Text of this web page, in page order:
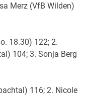
Merz (VfB Wilden)
18.30) 122; 2.
104; 3. Sonja Berg
116; 2. Nicole